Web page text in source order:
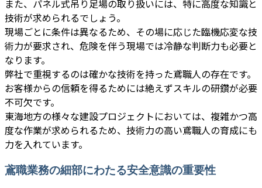
また、パネル式吊り足場の取り扱いには、特に高度な知識と
技術が求められるでしょう。
現場ごとに条件は異なるため、その場に応じた臨機応変な技
術力が要求され、危険を伴う現場では冷静な判断力も必要と
なります。
弊社で重視するのは確かな技術を持った鳶職人の存在です。
お客様からの信頼を得るためには絶えずスキルの研鑽が必要
不可欠です。
東海地方の様々な建設プロジェクトにおいては、複雑かつ高
度な作業が求められるため、技術力の高い鳶職人の育成にも
力を入れています。
鳶職業務の細部にわたる安全意識の重要性